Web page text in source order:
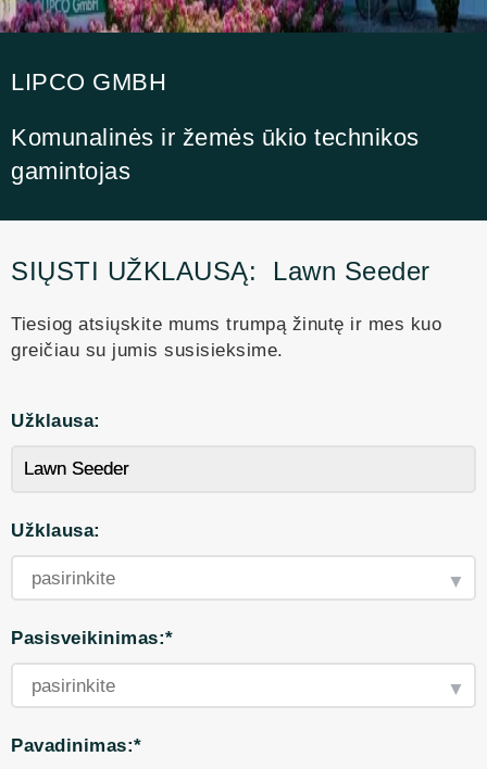
LIPCO GMBH
Komunalinės ir žemės ūkio technikos
gamintojas
SIŲSTI UŽKLAUSĄ: Lawn Seeder
Tiesiog atsiųskite mums trumpą žinutę ir mes kuo
greičiau su jumis susisieksime.
Užklausa:
Užklausa:
Pasisveikinimas:*
Pavadinimas:*